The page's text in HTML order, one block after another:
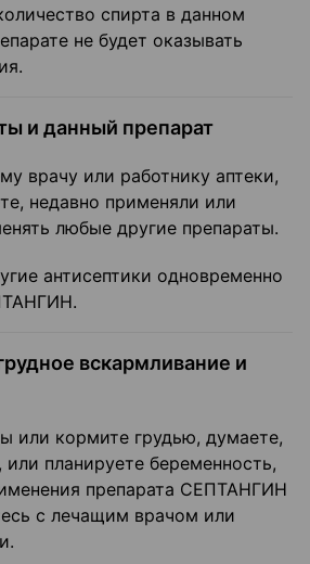
спирта в данном
не будет оказывать
и данный препарат
врачу или работнику аптеки,
недавно применяли или
любые другие препараты.
антисептики одновременно
вскармливание и
или кормите грудью, думаете,
или планируете беременность,
препарата СЕПТАНГИН
с лечащим врачом или